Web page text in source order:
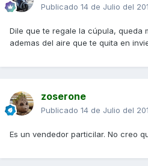
Publicado 14 de Julio del
Dile que te regale la cúpula, queda
ademas del aire que te quita en
zoserone
Publicado 14 de Julio del
Es un vendedor particilar. No creo